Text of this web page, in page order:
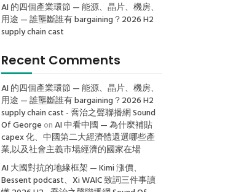
AI 的四個產業環節 — 能源、晶片、機房、
用途 — 誰壟斷誰有 bargaining？2026 H2
supply chain cast
Recent Comments
AI 的四個產業環節 — 能源、晶片、機房、
用途 — 誰壟斷誰有 bargaining？2026 H2
supply chain cast - 喬治之聲聯播網 Sound
Of GeorgeonAI 中看中國 — 為什麼補貼
capex 化、中國第二大經濟體還選哪些產
業,以及社會主義市場經濟的國家在場
AI 大國對抗的地緣框架 — Kimi 漲價、
Bessent podcast、Xi WAIC 致詞三件事讀